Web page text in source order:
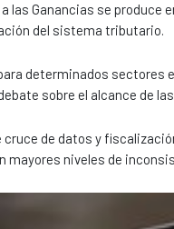
Ganancias se produce
del sistema tributario.
determinados sectores
sobre el alcance de
de datos y
mayores niveles de